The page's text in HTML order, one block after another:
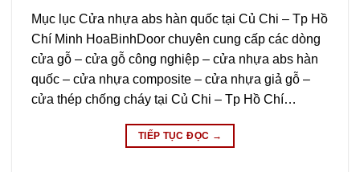
Mục lục Cửa nhựa abs hàn quốc tại Củ Chi – Tp Hồ
Chí Minh HoaBinhDoor chuyên cung cấp các dòng
cửa gỗ – cửa gỗ công nghiệp – cửa nhựa abs hàn
quốc – cửa nhựa composite – cửa nhựa giả gỗ –
cửa thép chống cháy tại Củ Chi – Tp Hồ Chí…
TIẾP TỤC ĐỌC →